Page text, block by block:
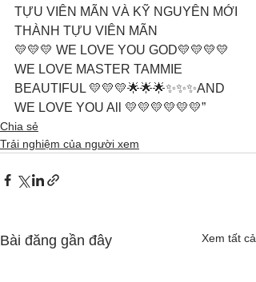
TỰU VIÊN MÃN VÀ KỸ NGUYÊN MỚI
THÀNH TỰU VIÊN MÃN
💛💛💛 WE LOVE YOU GOD💛💛💛💛
WE LOVE MASTER TAMMIE
BEAUTIFUL 💛💛💛🌟🌟🌟✨✨✨AND
WE LOVE YOU All 💛💛💛💛💛💛”
Chia sẻ
Trải nghiệm của người xem
Bài đăng gần đây Xem tất cả